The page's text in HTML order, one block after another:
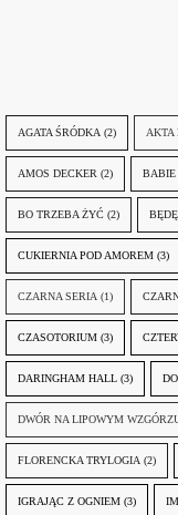
AGATA ŚRÓDKA (2) AKTA
AMOS DECKER (2) BABIE
BO TRZEBA ŻYĆ (2)
CUKIERNIA POD AMOREM (3)
CZARNA SERIA (1)
CZASOTORIUM (3)
DARINGHAM HALL (3)
DWÓR NA LIPOWYM
FLORENCKA TRYLOGIA (2)
IGRAJĄC Z OGNIEM (3)